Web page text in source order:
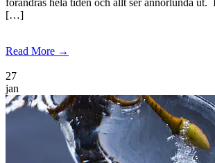
förändras hela tiden och allt ser annorlunda
[…]
Read More →
27
jan